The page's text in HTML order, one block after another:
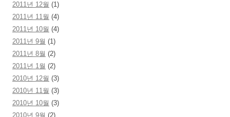
2011년 12월 (1)
2011년 11월 (4)
2011년 10월 (4)
2011년 9월 (1)
2011년 8월 (2)
2011년 1월 (2)
2010년 12월 (3)
2010년 11월 (3)
2010년 10월 (3)
2010년 9월 (2)